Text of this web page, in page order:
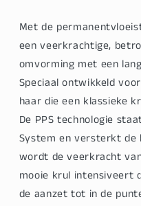
Met de
een veerkrachtige,
omvorming met een
Speciaal ontwikkeld
haar die een klassieke
De PPS technologie
System en versterkt de
wordt de veerkracht
mooie krul intensiveert
de aanzet tot in de